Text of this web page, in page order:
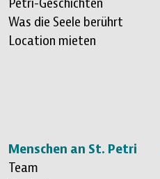
Petri-Geschichten
Was die Seele berührt
Location mieten
Menschen an St. Petri
Team